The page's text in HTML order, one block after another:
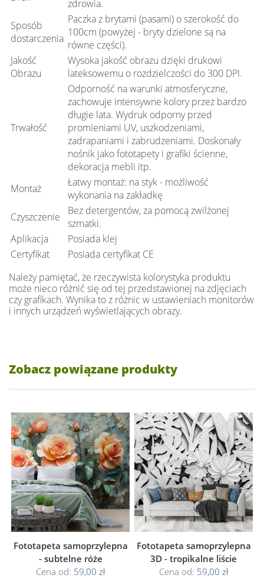
zdrowia.
Sposób
dostarczenia
Paczka z brytami (pasami) o szerokość do
100cm (powyżej - bryty dzielone są na
równe części).
Jakość
Obrazu
Wysoka jakość obrazu dzięki drukowi
lateksowemu o rozdzielczości do 300 DPI.
Trwałość
Odporność na warunki atmosferyczne,
zachowuje intensywne kolory przez bardzo
długie lata. Wydruk odporny przed
promieniami UV, uszkodzeniami,
zadrapaniami i zabrudzeniami. Doskonały
nośnik jako fototapety i grafiki ścienne,
dekoracja mebli itp.
Montaż
Łatwy montaż: na styk - możliwość
wykonania na zakładkę
Czyszczenie
Bez detergentów, za pomocą zwilżonej
szmatki.
Aplikacja
Posiada klej
Certyfikat
Posiada certyfikat CE
Należy pamiętać, że rzeczywista kolorystyka produktu
może nieco różnić się od tej przedstawionej na zdjęciach
czy grafikach. Wynika to z różnic w ustawieniach monitorów
i innych urządzeń wyświetlających obrazy.
Zobacz powiązane produkty
Fototapeta samoprzylepna
- subtelne róże
Cena od: 59,00 zł
Fototapeta samoprzylepna
3D - tropikalne liście
Cena od: 59,00 zł